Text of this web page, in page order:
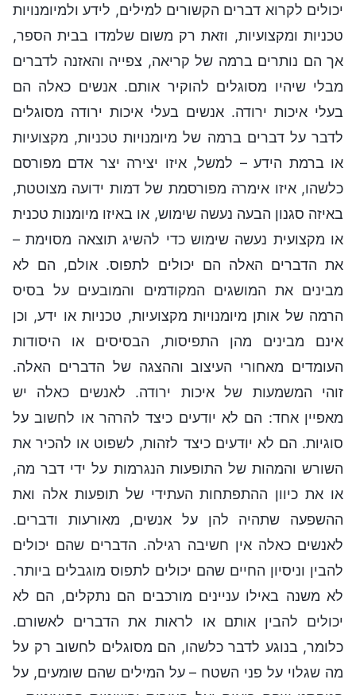
יכולים לקרוא דברים הקשורים למילים, לידע ולמיומנויות
טכניות ומקצועיות, וזאת רק משום שלמדו בבית הספר,
אך הם נותרים ברמה של קריאה, צפייה והאזנה לדברים
מבלי שיהיו מסוגלים להוקיר אותם. אנשים כאלה הם
בעלי איכות ירודה. אנשים בעלי איכות ירודה מסוגלים
לדבר על דברים ברמה של מיומנויות טכניות, מקצועיות
או ברמת הידע – למשל, איזו יצירה יצר אדם מפורסם
כלשהו, איזו אימרה מפורסמת של דמות ידועה מצוטטת,
באיזה סגנון הבעה נעשה שימוש, או באיזו מיומנות טכנית
או מקצועית נעשה שימוש כדי להשיג תוצאה מסוימת –
את הדברים האלה הם יכולים לתפוס. אולם, הם לא
מבינים את המושגים המקודמים והמובעים על בסיס
הרמה של אותן מיומנויות מקצועיות, טכניות או ידע, וכן
אינם מבינים מהן התפיסות, הבסיסים או היסודות
העומדים מאחורי העיצוב וההצגה של הדברים האלה.
זוהי המשמעות של איכות ירודה. לאנשים כאלה יש
מאפיין אחד: הם לא יודעים כיצד להרהר או לחשוב על
סוגיות. הם לא יודעים כיצד לזהות, לשפוט או להכיר את
השורש והמהות של התופעות הנגרמות על ידי דבר מה,
או את כיוון ההתפתחות העתידי של תופעות אלה ואת
ההשפעה שתהיה להן על אנשים, מאורעות ודברים.
לאנשים כאלה אין חשיבה רגילה. הדברים שהם יכולים
להבין וניסיון החיים שהם יכולים לתפוס מוגבלים ביותר.
לא משנה באילו עניינים מורכבים הם נתקלים, הם לא
יכולים להבין אותם או לראות את הדברים לאשורם.
כלומר, בנוגע לדבר כלשהו, הם מסוגלים לחשוב רק על
מה שגלוי על פני השטח – על המילים שהם שומעים, על